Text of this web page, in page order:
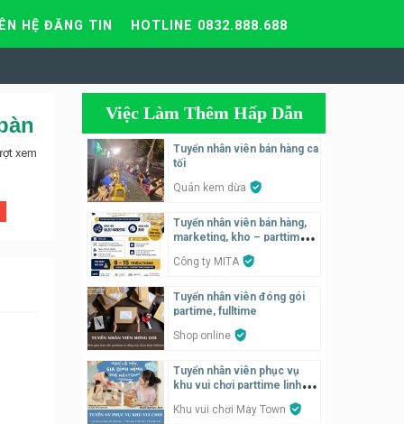
HỆ ĐĂNG TIN HOTLINE 0832.888.688
xem
Việc Làm Thêm Hấp Dẫn
Tuyển nhân viên bán hàng ca
tối
Quán kem dừa
Tuyển nhân viên bán hàng,
marketing, kho – parttime,
Công ty MITA
Tuyển nhân viên đóng gói
partime, fulltime
Shop online
Tuyển nhân viên phục vụ
khu vui chơi parttime linh
Khu vui chơi May Town